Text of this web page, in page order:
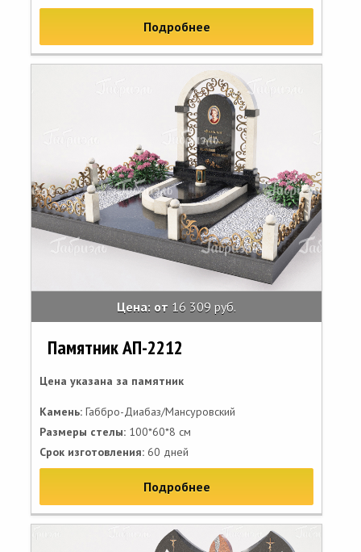
Подробнее
Цена: от 16 309 руб.
Памятник АП-2212
Цена указана за памятник
Камень: Габбро-Диабаз/Мансуровский
Размеры стелы: 100*60*8 см
Срок изготовления: 60 дней
Подробнее